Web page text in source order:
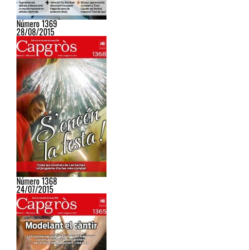
Número 1369
28/08/2015
Número 1368
24/07/2015